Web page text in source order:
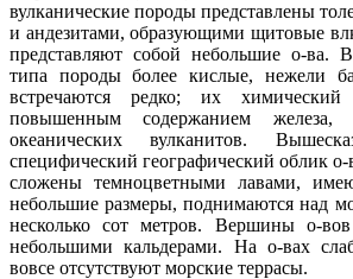
вулканические породы представлены
и андезитами, образующими щитовые
представляют собой небольшие о-ва.
типа породы более кислые, нежели
встречаются редко; их химический
повышенным содержанием
океанических вулканитов.
специфический географический облик о-
сложены темноцветными лавами,
небольшие размеры, поднимаются над
несколько сот метров. Вершины о-
небольшими кальдерами. На о-вах
вовсе отсутствуют морские террасы.